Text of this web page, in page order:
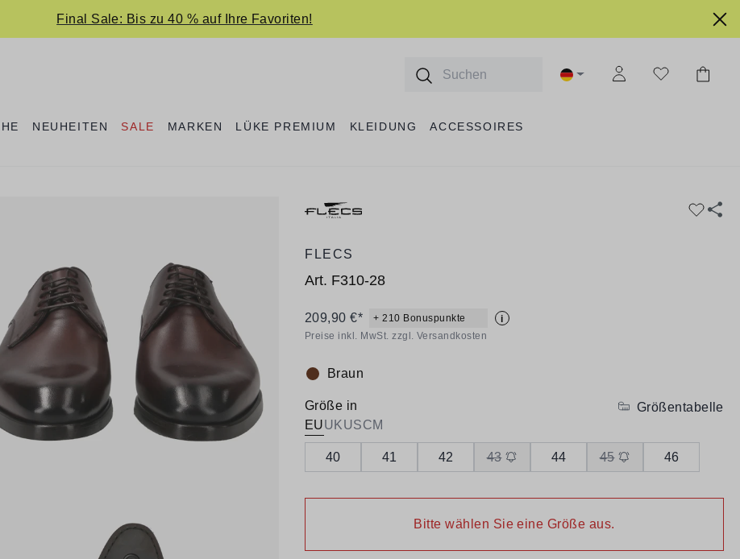
Final Sale: Bis zu 40 % auf Ihre Favoriten!
NEUHEITEN SALE MARKEN LÜKE PREMIUM KLEIDUNG ACCESSOIRES
FLECS
Art. F310-28
209,90 €* + 210 Bonuspunkte
i
Preise inkl. MwSt. zzgl. Versandkosten
Farbe:
Braun
Größe in
EUUKUSCM
Größentabelle
40 41 42 43 44 45 46
Bitte wählen Sie eine Größe aus.